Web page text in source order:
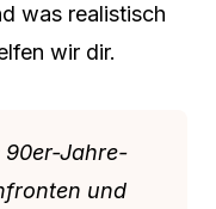
was realistisch
wir dir.
90er-Jahre-
und